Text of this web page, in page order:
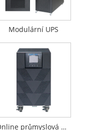
Modulární UPS
Online průmyslová UPS založená na transformátoru